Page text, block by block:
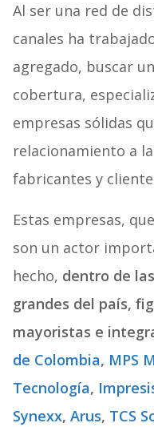
Al ser una red de
canales ha
agregado, buscar
cobertura,
empresas sólidas
relacionamiento a
fabricantes y
Estas empresas,
son un actor
hecho, dentro de
grandes del país,
mayoristas e
de Colombia, MPS
Tecnología,
Synexx, Arus, TCS